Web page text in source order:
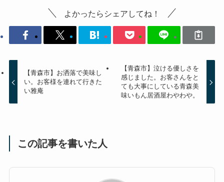
よかったらシェアしてね！
【青森市】お洒落で美味し
い。お客様を連れて行きた
い雅庵
【青森市】泣ける優しさを
感じました。お客さんをと
ても大事にしている青森美
味いもん居酒屋わやわや。
この記事を書いた人